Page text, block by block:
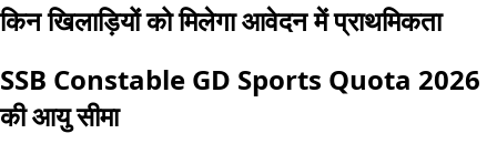
किन खिलाड़ियों को मिलेगा आवेदन में प्राथमिकता
SSB Constable GD Sports Quota 2026
की आयु सीमा